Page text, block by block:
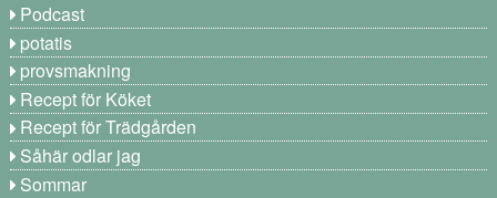
Podcast
potatis
provsmakning
Recept för Köket
Recept för Trädgården
Såhär odlar jag
Sommar